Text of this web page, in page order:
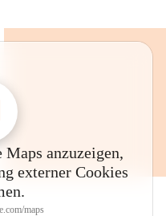
anzuzeigen,
externer Cookies
maps